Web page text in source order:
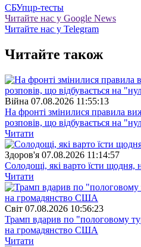
СБУпцр-тесты
Читайте нас у Google News
Читайте нас у Telegram
Читайте також
Війна 07.08.2026 11:55:13
На фронті змінилися правила
розповів, що відбувається на
Читати
Здоров'я 07.08.2026 11:14:57
Солодощі, які варто їсти щодня,
Читати
Свiт 07.08.2026 10:56:23
Трамп вдарив по "пологовому
на громадянство США
Читати